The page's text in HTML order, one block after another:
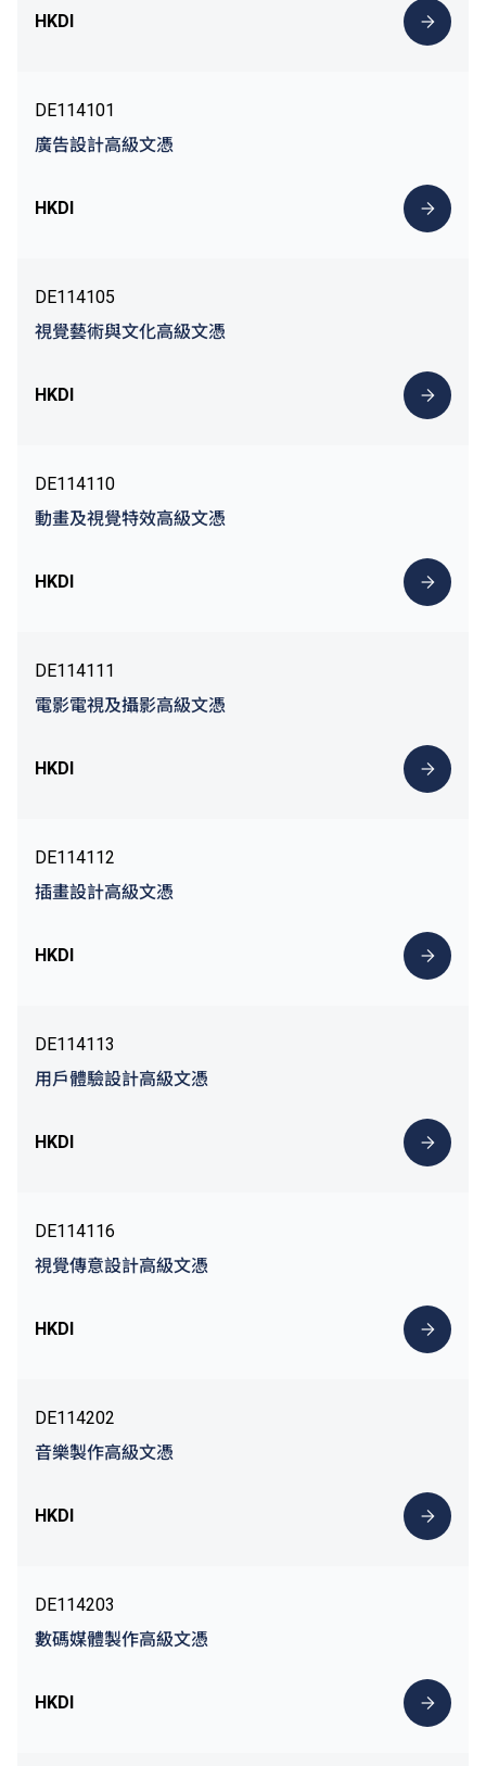
HKDI
DE114101
廣告設計高級文憑
HKDI
DE114105
視覺藝術與文化高級文憑
HKDI
DE114110
動畫及視覺特效高級文憑
HKDI
DE114111
電影電視及攝影高級文憑
HKDI
DE114112
插畫設計高級文憑
HKDI
DE114113
用戶體驗設計高級文憑
HKDI
DE114116
視覺傳意設計高級文憑
HKDI
DE114202
音樂製作高級文憑
HKDI
DE114203
數碼媒體製作高級文憑
HKDI